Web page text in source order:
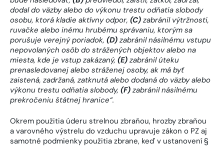
dodal do väzby alebo do výkonu trestu odňatia slobody
osobu, ktorá kladie aktívny odpor, (C) zabránil výtržnosti,
ruvačke alebo inému hrubému správaniu, ktorým sa
porušuje verejný poriadok, (D) zabránil násilnému vstupu
nepovolaných osôb do strážených objektov alebo na
miesta, kde je vstup zakázaný, (E) zabránil úteku
prenasledovanej alebo stráženej osoby, ak má byť
zaistená, zadržaná, zatknutá alebo dodaná do väzby alebo
výkonu trestu odňatia slobody, (F) zabránil násilnému
prekročeniu štátnej hranice“.
Okrem použitia úderu strelnou zbraňou, hrozby zbraňou
a varovného výstrelu do vzduchu upravuje zákon o PZ aj
samotné podmienky použitia zbrane, keď v ustanovení §